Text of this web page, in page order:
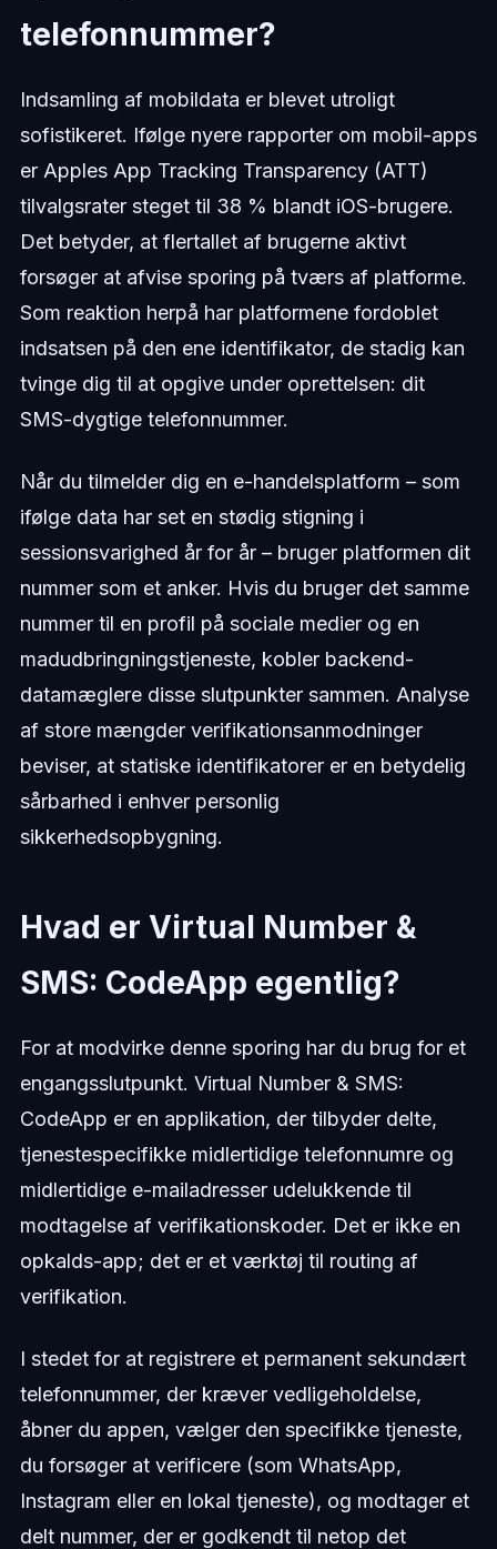
telefonnummer?
Indsamling af mobildata er blevet utroligt
sofistikeret. Ifølge nyere rapporter om mobil-apps
er Apples App Tracking Transparency (ATT)
tilvalgsrater steget til 38 % blandt iOS-brugere.
Det betyder, at flertallet af brugerne aktivt
forsøger at afvise sporing på tværs af platforme.
Som reaktion herpå har platformene fordoblet
indsatsen på den ene identifikator, de stadig kan
tvinge dig til at opgive under oprettelsen: dit
SMS-dygtige telefonnummer.
Når du tilmelder dig en e-handelsplatform – som
ifølge data har set en stødig stigning i
sessionsvarighed år for år – bruger platformen dit
nummer som et anker. Hvis du bruger det samme
nummer til en profil på sociale medier og en
madudbringningstjeneste, kobler backend-
datamæglere disse slutpunkter sammen. Analyse
af store mængder verifikationsanmodninger
beviser, at statiske identifikatorer er en betydelig
sårbarhed i enhver personlig
sikkerhedsopbygning.
Hvad er Virtual Number &
SMS: CodeApp egentlig?
For at modvirke denne sporing har du brug for et
engangsslutpunkt. Virtual Number & SMS:
CodeApp er en applikation, der tilbyder delte,
tjenestespecifikke midlertidige telefonnumre og
midlertidige e-mailadresser udelukkende til
modtagelse af verifikationskoder. Det er ikke en
opkalds-app; det er et værktøj til routing af
verifikation.
I stedet for at registrere et permanent sekundært
telefonnummer, der kræver vedligeholdelse,
åbner du appen, vælger den specifikke tjeneste,
du forsøger at verificere (som WhatsApp,
Instagram eller en lokal tjeneste), og modtager et
delt nummer, der er godkendt til netop det